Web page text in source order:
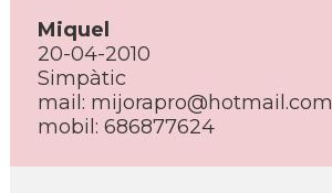
Miquel
20-04-2010
Simpàtic
mail: mijorapro@hotmail.com
mobil: 686877624